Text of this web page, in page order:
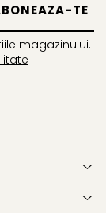
magazinului.